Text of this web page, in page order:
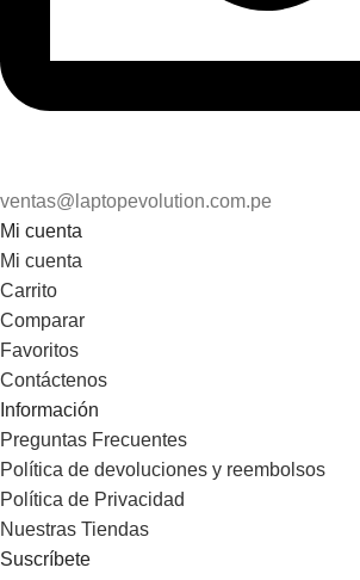
ventas@laptopevolution.com.pe
Mi cuenta
Mi cuenta
Carrito
Comparar
Favoritos
Contáctenos
Información
Preguntas Frecuentes
Política de devoluciones y reembolsos
Política de Privacidad
Nuestras Tiendas
Suscríbete